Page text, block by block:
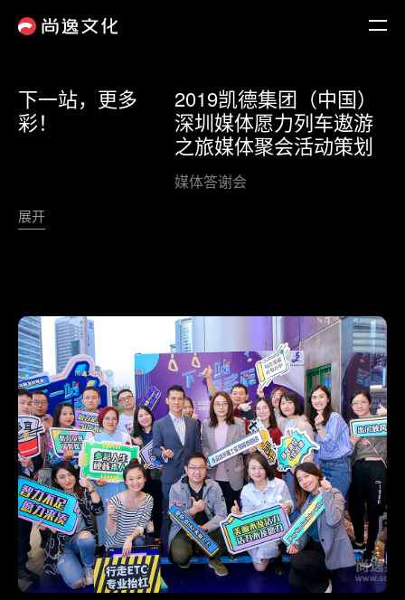
下一站，更多
彩！
2019凯德集团（中国）
深圳媒体愿力列车遨游
之旅媒体聚会活动策划
媒体答谢会
展开